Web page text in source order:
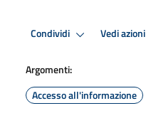
Condividi Vedi azioni
Argomenti:
Accesso all'informazione